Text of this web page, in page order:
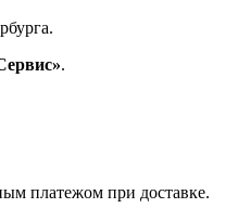
.
платежом при доставке.